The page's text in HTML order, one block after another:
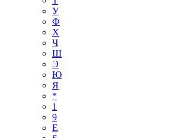
У
Ф
Х
Ч
Ш
Э
Ю
Я
*
1
9
E